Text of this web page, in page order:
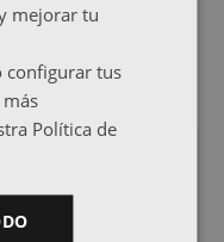
€
mejorar tu
configurar tus
Política de